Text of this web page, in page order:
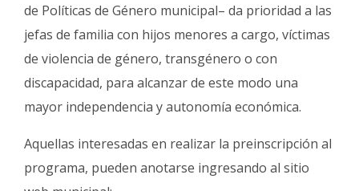
de Políticas de Género municipal– da prioridad a las
jefas de familia con hijos menores a cargo, víctimas
de violencia de género, transgénero o con
discapacidad, para alcanzar de este modo una
mayor independencia y autonomía económica.
Aquellas interesadas en realizar la preinscripción al
programa, pueden anotarse ingresando al sitio